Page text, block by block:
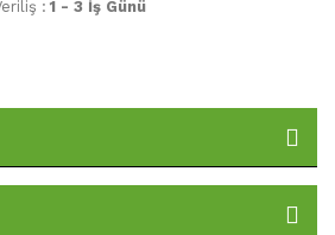
: 1 - 3 İş Günü